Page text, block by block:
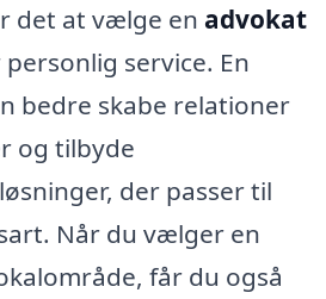
det at vælge en advokat
service. En
bedre skabe relationer
og tilbyde
der passer til
Når du vælger en
får du også